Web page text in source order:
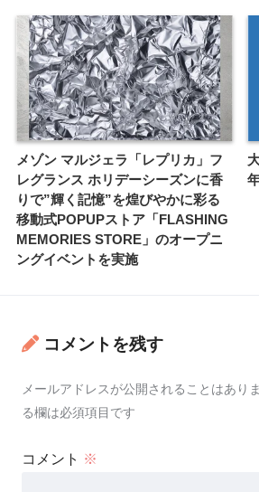
メゾン マルジェラ「レプリカ」フ
レグランス ホリデーシーズンに香
りで”輝く記憶”を煌びやかに彩る
移動式POPUPストア「FLASHING
MEMORIES STORE」のオープニ
ングイベントを実施
コメントを残す
メールアドレスが公開されることはありま
る欄は必須項目です
コメント ※